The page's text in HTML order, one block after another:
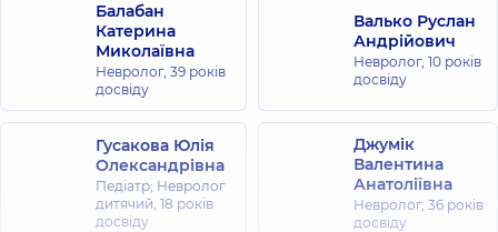
Балабан
Катерина
Миколаївна
Невролог, 39 років
досвіду
Валько Руслан
Андрійович
Невролог, 10 років
досвіду
Гусакова Юлія
Олександрівна
Педіатр; Невролог
дитячий, 18 років
досвіду
Джумік
Валентина
Анатоліївна
Невролог, 36 років
досвіду